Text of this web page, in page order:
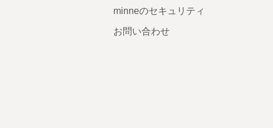
minneのセキュリティ
お問い合わせ